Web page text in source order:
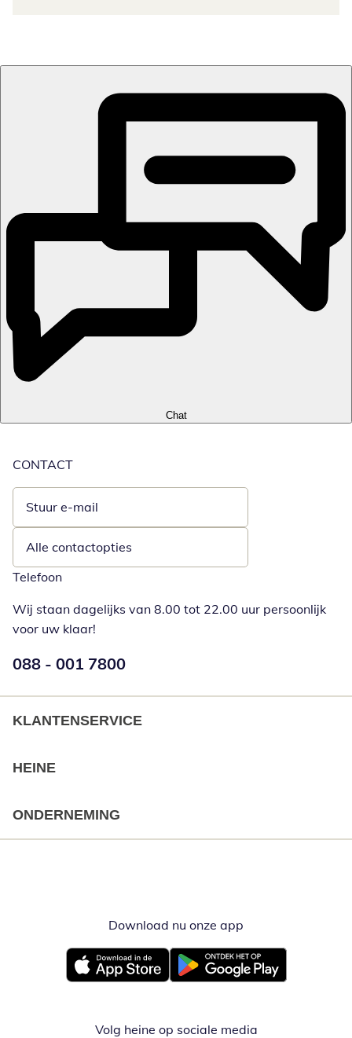
Chat
CONTACT
Stuur e-mail
Opent e-mailclient
Alle contactopties
Telefoon
Wij staan dagelijks van 8.00 tot 22.00 uur persoonlijk
voor uw klaar!
Telefoonnummer:
088 - 001 7800
KLANTENSERVICE
HEINE
ONDERNEMING
Download nu onze app
Opent in nieuw vensterOpent in nieuw venster
Volg heine op sociale media